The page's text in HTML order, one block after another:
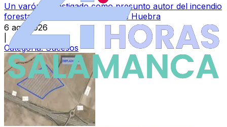
Un varón, investigado como presunto autor del incendio
forestal ocurrido en Berrocal de Huebra
6 ago 2026
Categoría:Sucesos